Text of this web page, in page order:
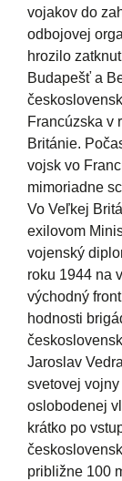
vojakov do
odbojovej
hrozilo
Budapešť a
Francúzska v
Británie.
vojsk vo
mimoriadne
Vo Veľkej
exilovom
vojenský
roku 1944 na
východný
hodnosti
Jaroslav
svetovej
oslobodenej
krátko po
približne 100